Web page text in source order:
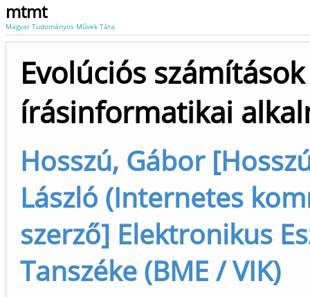
mtmt
Magyar Tudományos Művek Tára
Evolúciós számítások
írásinformatikai
Hosszú, Gábor
László (Internetes
szerző] Elektronikus
Tanszéke (BME / VIK)